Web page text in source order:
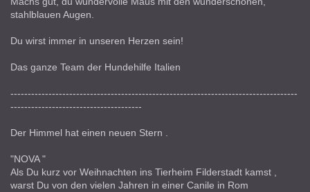
stahlblauen Augen.
Du wirst immer in unseren Herzen sein!
Das ganze Team der Hundehilfe Italien
-----------------------------------------------------------------------------------
--------------------------------------
Der Himmel hat einen neuen Stern .
"NOVA "
Als Du kurz vor Weihnachten ins Tierheim Filderstadt kamst ,
warst Du von den vielen Jahren in einer Canile in Rom